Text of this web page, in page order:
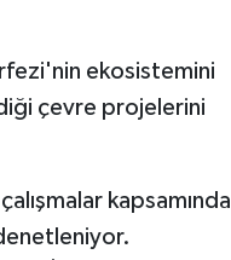
ekosistemini
çevre projelerini
kapsamında